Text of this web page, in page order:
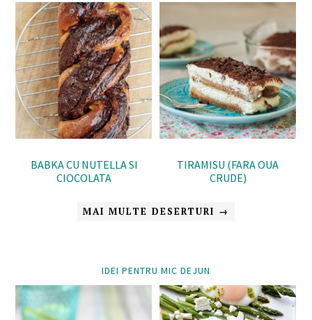
BABKA CU NUTELLA SI
CIOCOLATA
TIRAMISU (FARA OUA
CRUDE)
MAI MULTE DESERTURI →
IDEI PENTRU MIC DEJUN